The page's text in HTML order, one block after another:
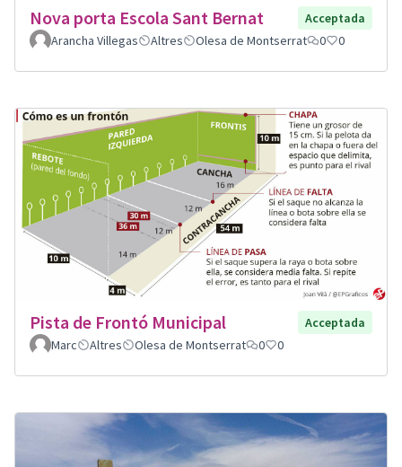
Nova porta Escola Sant Bernat
Acceptada
Arancha Villegas
Altres Olesa de Montserrat 0 0
Pista de Frontó Municipal
Acceptada
Marc
Altres Olesa de Montserrat 0 0